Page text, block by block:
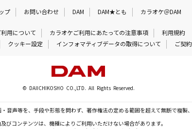
プ お問い合わせ DAM DAM★とも カラオケ＠DAM
用について カラオケご利用にあたっての注意事項
利用規約
クッキー設定 インフォマティブデータの取得について ご契
© DAIICHIKOSHO CO.,LTD. All Rights Reserved.
音声等を、手段や形態を問わず、著作権法の定める範囲を超えて無断で複製
びコンテンツは、機種によりご利用いただけない場合があります。